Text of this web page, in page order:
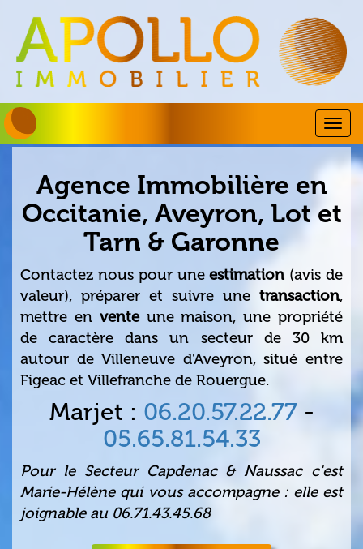
Agence Immobilière en
Occitanie, Aveyron, Lot et
Tarn & Garonne
Contactez nous pour uneestimation (avis de
valeur), préparer et suivre une transaction,
mettre en venteune maison, une propriété
de caractère dans un secteur de 30 km
autour de Villeneuve d'Aveyron, situé entre
Figeac et Villefranche de Rouergue.
Marjet : 06.20.57.22.77-
05.65.81.54.33
Pour le Secteur Capdenac & Naussac c'est
Marie-Hélène qui vous accompagne : elle est
joignable au 06.71.43.45.68